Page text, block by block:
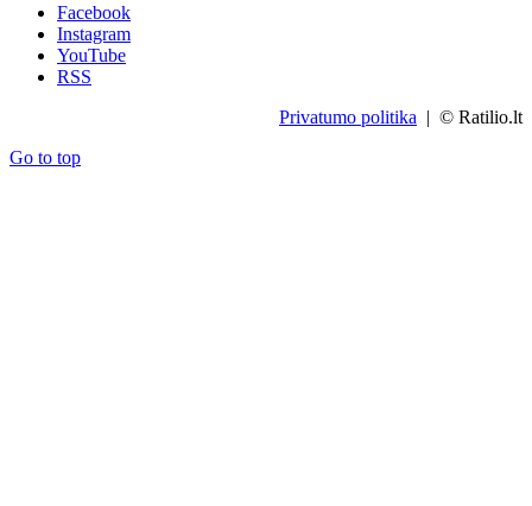
Facebook
Instagram
YouTube
RSS
Privatumo politika | © Ratilio.lt
Go to top